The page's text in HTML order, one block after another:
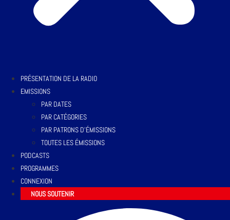
PRÉSENTATION DE LA RADIO
EMISSIONS
PAR DATES
PAR CATÉGORIES
PAR PATRONS D’ÉMISSIONS
TOUTES LES ÉMISSIONS
PODCASTS
PROGRAMMES
CONNEXION
NOUS SOUTENIR